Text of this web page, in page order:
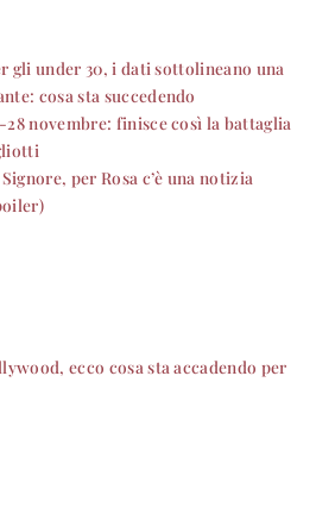
gli under 30, i dati sottolineano una
cosa sta succedendo
28 novembre: finisce così la battaglia
per Rosa c’è una notizia
ecco cosa sta accadendo per